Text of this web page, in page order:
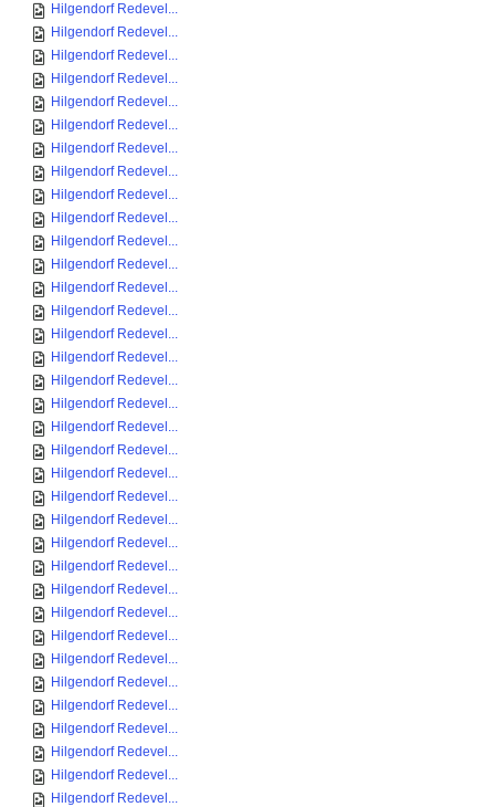
Hilgendorf Redevel...
Hilgendorf Redevel...
Hilgendorf Redevel...
Hilgendorf Redevel...
Hilgendorf Redevel...
Hilgendorf Redevel...
Hilgendorf Redevel...
Hilgendorf Redevel...
Hilgendorf Redevel...
Hilgendorf Redevel...
Hilgendorf Redevel...
Hilgendorf Redevel...
Hilgendorf Redevel...
Hilgendorf Redevel...
Hilgendorf Redevel...
Hilgendorf Redevel...
Hilgendorf Redevel...
Hilgendorf Redevel...
Hilgendorf Redevel...
Hilgendorf Redevel...
Hilgendorf Redevel...
Hilgendorf Redevel...
Hilgendorf Redevel...
Hilgendorf Redevel...
Hilgendorf Redevel...
Hilgendorf Redevel...
Hilgendorf Redevel...
Hilgendorf Redevel...
Hilgendorf Redevel...
Hilgendorf Redevel...
Hilgendorf Redevel...
Hilgendorf Redevel...
Hilgendorf Redevel...
Hilgendorf Redevel...
Hilgendorf Redevel...